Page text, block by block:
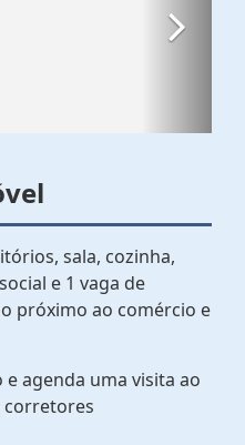
sala, cozinha,
e 1 vaga de
próximo ao comércio e
agenda uma visita ao
corretores